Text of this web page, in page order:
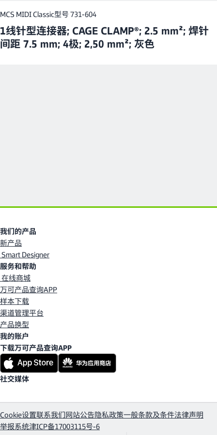
MCS MIDI Classic型号 731-604
1线针型连接器; CAGE CLAMP®; 2.5 mm²; 焊针
间距 7.5 mm; 4极; 2,50 mm²; 灰色
我们的产品
新产品
Smart Designer
服务和帮助
在线商城
万可产品查询APP
样本下载
渠道管理平台
产品换型
我的账户
下载万可产品查询APP
社交媒体
Cookie设置联系我们网站公告隐私政策一般条款及条件法律声明
举报系统津ICP备17003115号-6